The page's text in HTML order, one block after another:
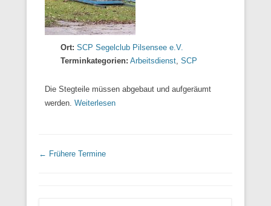
Ort: SCP Segelclub Pilsensee e.V.
Terminkategorien: Arbeitsdienst, SCP
Die Stegteile müssen abgebaut und aufgeräumt
werden. Weiterlesen
← Frühere Termine